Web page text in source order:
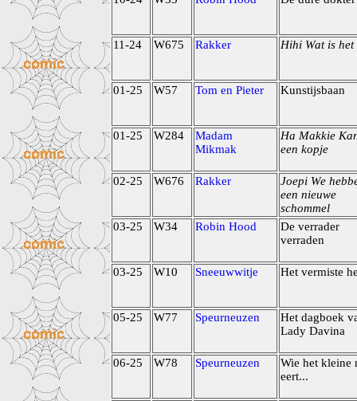
11-24 W675 Rakker Hihi Wat is het
01-25 W57 Tom en Pieter Kunstijsbaan
01-25 W284
Madam
Mikmak
Ha Makkie
een kopje
02-25 W676 Rakker
Joepi We
een nieuwe
schommel
03-25
W34 Robin Hood
De verrader
verraden
03-25 W10 Sneeuwwitje Het vermiste
05-25 W77 Speurneuzen
Het dagboek
Lady Davina
06-25 W78 Speurneuzen
Wie het kleine
eert...